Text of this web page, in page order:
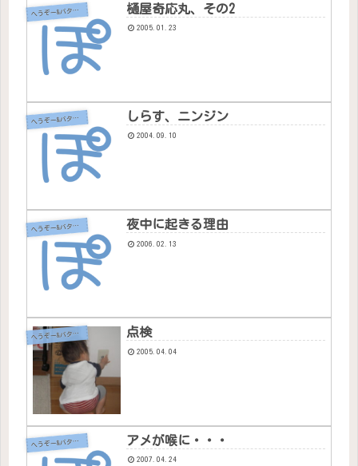
へ
うぞー&バタちゃん 樋屋奇応丸、その2
2005.01.23
へ
うぞー&バタちゃん しらす、ニンジン
2004.09.10
へ
うぞー&バタちゃん 夜中に起きる理由
2006.02.13
へ
うぞー&バタちゃん 点検
2005.04.04
へ
うぞー&バタちゃん アメが喉に・・・
2007.04.24